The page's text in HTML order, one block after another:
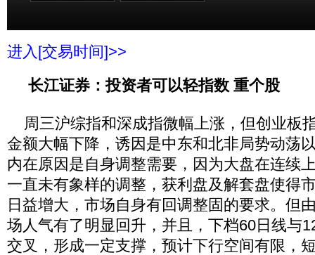
进入[交易时间]>>
长江证券：投资者可以轻指数 重个股
周三沪综指和深成指微幅上涨，但创业板
金额大幅下降，诱因是中东和北非局势动荡
内在原因是自身调整需要，因为大盘在连续
一直未有象样的调整，获利盘及解套盘使得
日益增大，市场自身有回调整固的要求。但
场人气有了明显回升，并且，下档60日线与
交叉，形成一定支撑，预计下行空间有限，